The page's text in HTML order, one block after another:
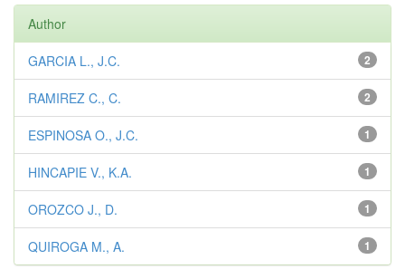
Author
2
GARCIA L., J.C.
2
RAMIREZ C., C.
1
ESPINOSA O., J.C.
1
HINCAPIE V., K.A.
1
OROZCO J., D.
1
QUIROGA M., A.